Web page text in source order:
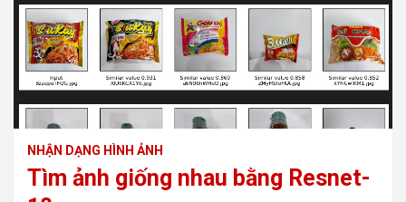
NHẬN DẠNG HÌNH ẢNH
Tìm ảnh giống nhau bằng Resnet-